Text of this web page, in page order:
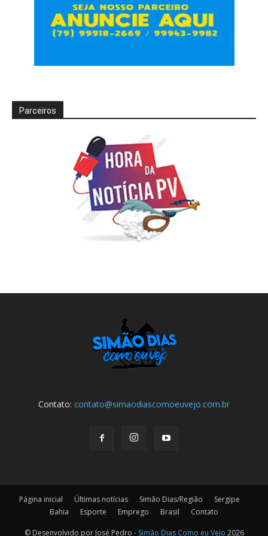
Parceiros
Contato: contato@simaodiascomoeuvejo.com.br
Página inicial Últimas notícias Simão Dias/Região
Sergipe
Bahia
Esporte Emprego Brasil Contato
© Desenvolvido por José Pedro - Simão Dias Como eu Vejo 2026